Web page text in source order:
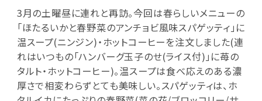
3月の土曜昼に連れと再訪。今回は春らしいメニューの
「ほたるいかと春野菜のアンチョビ風味スパゲッティ」に
温スープ(ニンジン)・ホットコーヒーを注文しました(連
れはいつもの「ハンバーグ玉子のせ(ライス付)」に苺の
タルト・ホットコーヒー)。温スープは食べ応えのある濃
厚さで相変わらずとても美味しい。スパゲッティは、ホ